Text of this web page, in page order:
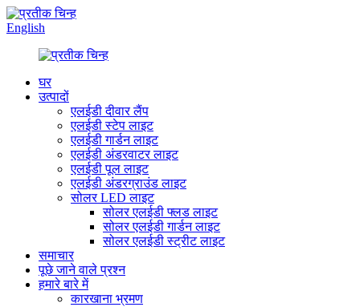
English
घर
उत्पादों
एलईडी दीवार लैंप
एलईडी स्टेप लाइट
एलईडी गार्डन लाइट
एलईडी अंडरवाटर लाइट
एलईडी पूल लाइट
एलईडी अंडरग्राउंड लाइट
सोलर LED लाइट
सोलर एलईडी फ्लड लाइट
सोलर एलईडी गार्डन लाइट
सोलर एलईडी स्ट्रीट लाइट
समाचार
पूछे जाने वाले प्रश्न
हमारे बारे में
कारखाना भ्रमण